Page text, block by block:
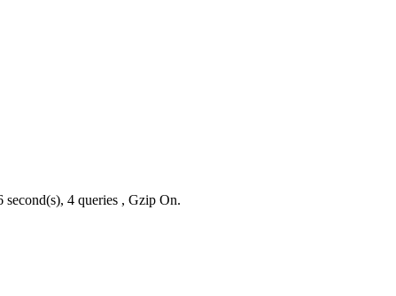
second(s), 4 queries , Gzip On.